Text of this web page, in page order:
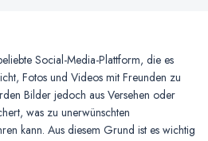
Social-Media-Plattform, die es
Fotos und Videos mit Freunden zu
Bilder jedoch aus Versehen oder
was zu unerwünschten
kann. Aus diesem Grund ist es wichtig